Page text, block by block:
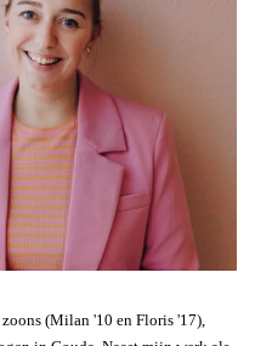
(Milan '10 en Floris '17),